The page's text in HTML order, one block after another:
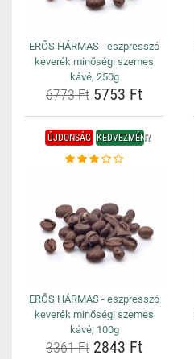
ERŐS HÁRMAS - eszpresszó
keverék minőségi szemes
kávé, 250g
6773 Ft 5753 Ft
ÚJDONSÁG KEDVEZMÉNY
ERŐS HÁRMAS - eszpresszó
keverék minőségi szemes
kávé, 100g
3361 Ft 2843 Ft